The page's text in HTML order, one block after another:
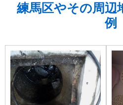
練馬区やその周辺
例